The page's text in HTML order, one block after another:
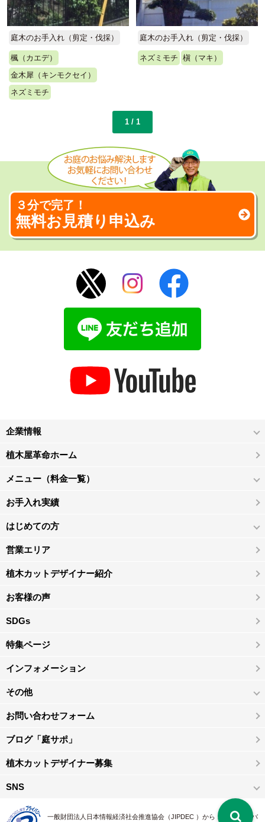
庭木のお手入れ（剪定・伐採）
楓（カエデ）
金木犀（キンモクセイ）
ネズミモチ
庭木のお手入れ（剪定・伐採）
ネズミモチ 槇（マキ）
1 / 1
３分で完了！
無料お見積り申込み
企業情報
植木屋革命ホーム
メニュー（料金一覧）
お手入れ実績
はじめての方
営業エリア
植木カットデザイナー紹介
お客様の声
SDGs
特集ページ
インフォメーション
その他
お問い合わせフォーム
ブログ「庭サポ」
植木カットデザイナー募集
SNS
一般財団法人日本情報経済社会推進協会（JIPDEC ）から 、「 プライバ